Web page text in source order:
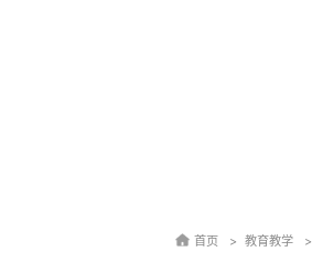
首页 教育教学